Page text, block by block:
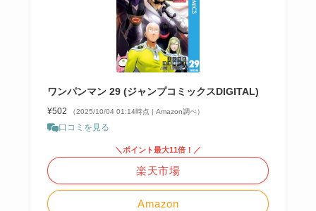
ワンパンマン 29 (ジャンプコミックスDIGITAL)
¥502 （2025/10/04 01:14時点 | Amazon調べ）
口コミを見る
Amazon
＼ポイント最大11倍！／
楽天市場